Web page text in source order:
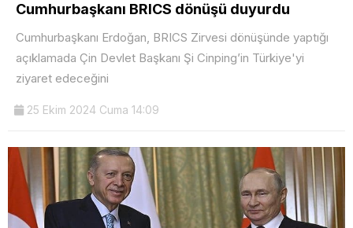
Cumhurbaşkanı BRICS dönüşü duyurdu
Cumhurbaşkanı Erdoğan, BRICS Zirvesi dönüşünde yaptığı
açıklamada Çin Devlet Başkanı Şi Cinping’in Türkiye'yi
ziyaret edeceğini
25 Ekim 2024 Cuma 14:09